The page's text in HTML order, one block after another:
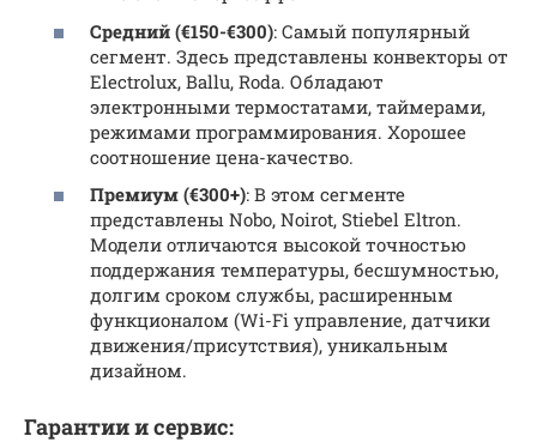
Средний (€150-€300): Самый популярный
сегмент. Здесь представлены конвекторы от
Electrolux, Ballu, Roda. Обладают
электронными термостатами, таймерами,
режимами программирования. Хорошее
соотношение цена-качество.
Премиум (€300+): В этом сегменте
представлены Nobo, Noirot, Stiebel Eltron.
Модели отличаются высокой точностью
поддержания температуры, бесшумностью,
долгим сроком службы, расширенным
функционалом (Wi-Fi управление, датчики
движения/присутствия), уникальным
дизайном.
Гарантии и сервис: